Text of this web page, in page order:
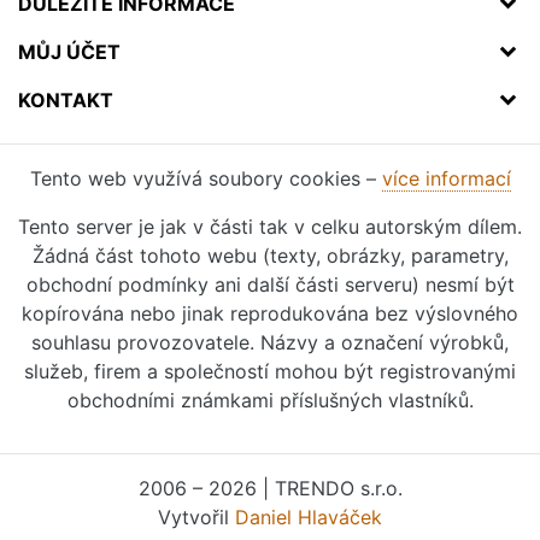
MŮJ ÚČET
KONTAKT
Tento web využívá soubory cookies – více informací
Tento server je jak v části tak v celku autorským dílem.
Žádná část tohoto webu (texty, obrázky, parametry,
obchodní podmínky ani další části serveru) nesmí být
kopírována nebo jinak reprodukována bez výslovného
souhlasu provozovatele. Názvy a označení výrobků,
služeb, firem a společností mohou být registrovanými
obchodními známkami příslušných vlastníků.
2006 – 2026 | TRENDO s.r.o.
Vytvořil Daniel Hlaváček